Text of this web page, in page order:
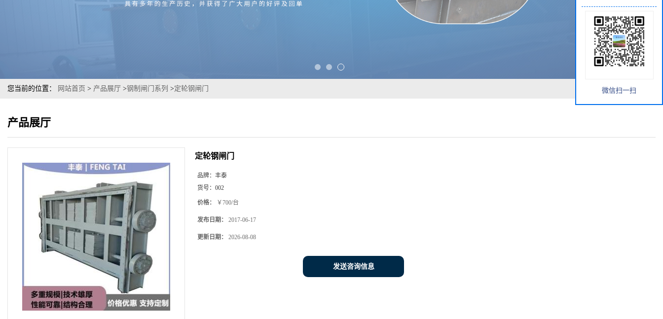
您当前的位置： 网站首页 > 产品展厅 >钢制闸门系列 >定轮钢闸门
产品展厅
定轮钢闸门
品牌： 丰泰
货号： 002
价格： ￥700/台
发布日期： 2017-06-17
更新日期： 2026-08-08
发送咨询信息
微信扫一扫